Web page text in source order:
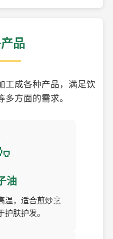
品
工成各种产品，满足饮
方面的需求。
油
温，适合煎炒烹
肤护发。